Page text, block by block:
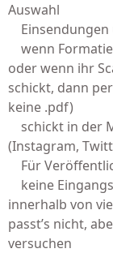
Auswahl
Einsendungen
wenn
oder wenn ihr
schickt, dann
keine .pdf)
schickt in der
(Instagram,
Für
keine
innerhalb von
passt’s nicht,
versuchen